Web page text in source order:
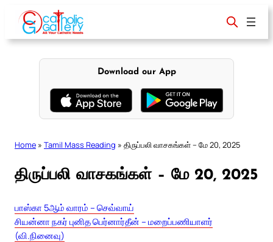
content
Download our App
Home » Tamil Mass Reading » திருப்பலி வாசகங்கள் – மே 20, 2025
திருப்பலி வாசகங்கள் – மே 20, 2025
பாஸ்கா 5ஆம் வாரம் – செவ்வாய்
சியன்னா நகர் புனித பெர்னார்தீன் – மறைப்பணியாளர்
(வி.நினைவு)